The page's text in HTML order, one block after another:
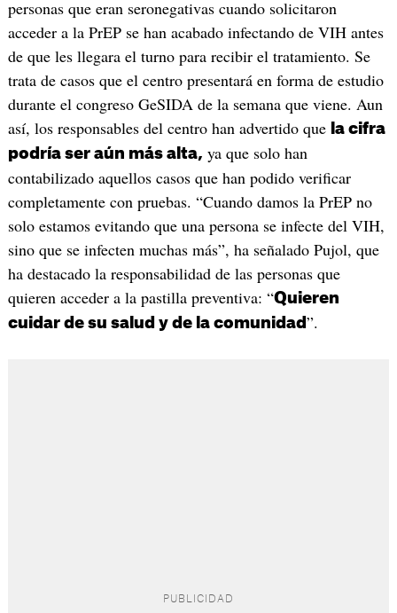
personas que eran seronegativas cuando solicitaron
acceder a la PrEP se han acabado infectando de VIH antes
de que les llegara el turno para recibir el tratamiento. Se
trata de casos que el centro presentará en forma de estudio
durante el congreso GeSIDA de la semana que viene. Aun
así, los responsables del centro han advertido que la cifra
podría ser aún más alta, ya que solo han
contabilizado aquellos casos que han podido verificar
completamente con pruebas. “Cuando damos la PrEP no
solo estamos evitando que una persona se infecte del VIH,
sino que se infecten muchas más”, ha señalado Pujol, que
ha destacado la responsabilidad de las personas que
quieren acceder a la pastilla preventiva: “Quieren
cuidar de su salud y de la comunidad ”.